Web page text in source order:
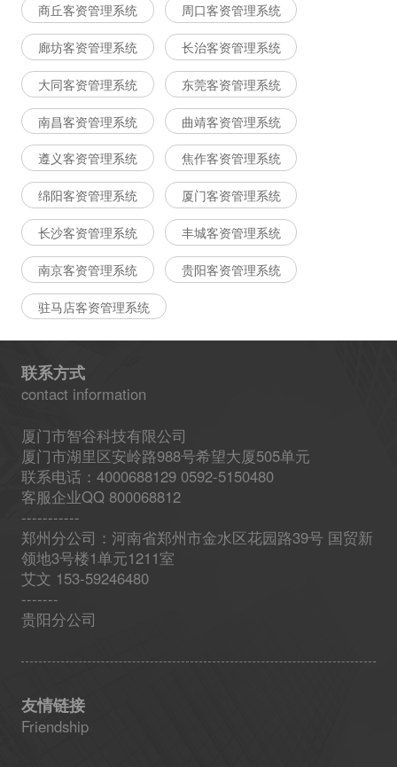
商丘客资管理系统 周口客资管理系统
廊坊客资管理系统 长治客资管理系统
大同客资管理系统 东莞客资管理系统
南昌客资管理系统 曲靖客资管理系统
遵义客资管理系统 焦作客资管理系统
绵阳客资管理系统 厦门客资管理系统
长沙客资管理系统 丰城客资管理系统
南京客资管理系统 贵阳客资管理系统
驻马店客资管理系统
联系方式
contact information
厦门市智谷科技有限公司
厦门市湖里区安岭路988号希望大厦505单元
联系电话：4000688129 0592-5150480
客服企业QQ 800068812
-----------
郑州分公司：河南省郑州市金水区花园路39号 国贸新
领地3号楼1单元1211室
艾文 153-59246480
-------
贵阳分公司
友情链接
Friendship